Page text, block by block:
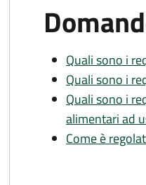
Quali sono i
Quali sono i
Quali sono i
alimentari ad
Come è